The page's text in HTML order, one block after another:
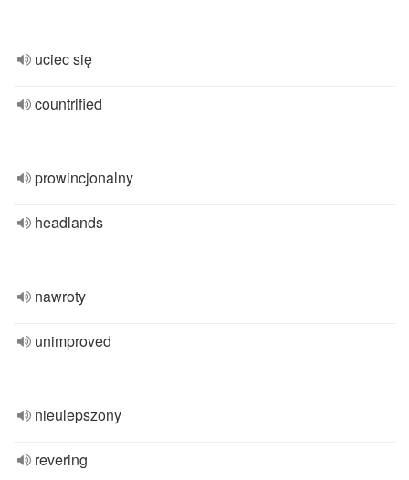
uciec się
countrified
prowincjonalny
headlands
nawroty
unimproved
nieulepszony
revering